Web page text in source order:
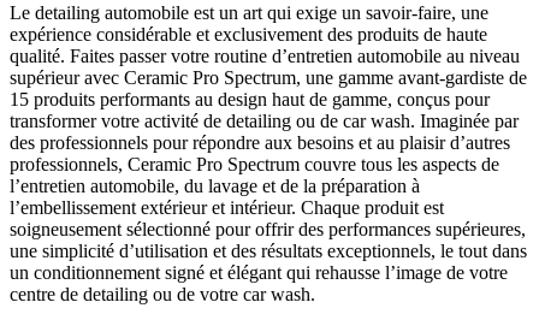
Le detailing automobile est un art qui exige un savoir-faire, une
expérience considérable et exclusivement des produits de haute
qualité. Faites passer votre routine d’entretien automobile au niveau
supérieur avec Ceramic Pro Spectrum, une gamme avant-gardiste de
15 produits performants au design haut de gamme, conçus pour
transformer votre activité de detailing ou de car wash. Imaginée par
des professionnels pour répondre aux besoins et au plaisir d’autres
professionnels, Ceramic Pro Spectrum couvre tous les aspects de
l’entretien automobile, du lavage et de la préparation à
l’embellissement extérieur et intérieur. Chaque produit est
soigneusement sélectionné pour offrir des performances supérieures,
une simplicité d’utilisation et des résultats exceptionnels, le tout dans
un conditionnement signé et élégant qui rehausse l’image de votre
centre de detailing ou de votre car wash.